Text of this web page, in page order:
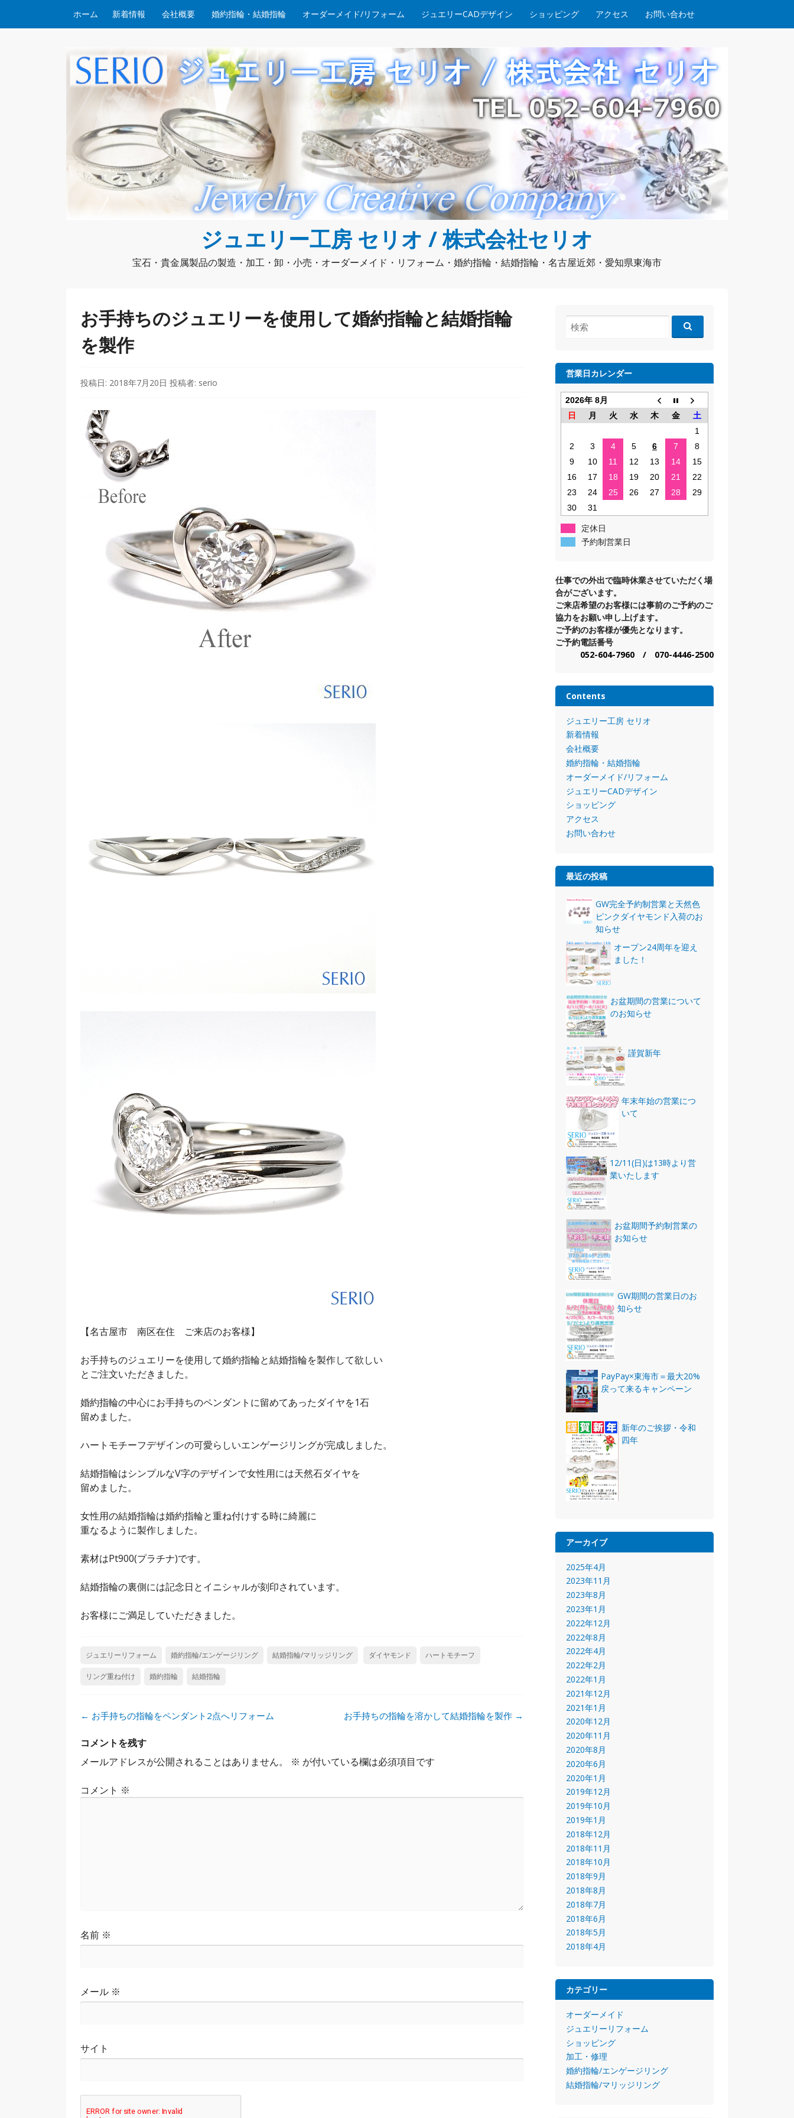
ホーム 新着情報 会社概要 婚約指輪・結婚指輪 オーダーメイド/リフォーム ジュエリーCADデザイン ショッピング アクセス お問い合わせ
ジュエリー工房 セリオ / 株式会社セリオ
宝石・貴金属製品の製造・加工・卸・小売・オーダーメイド・リフォーム・婚約指輪・結婚指輪・名古屋近郊・愛知県東海市
お手持ちのジュエリーを使用して婚約指輪と結婚指輪
を製作
投稿日: 2018年7月20日 投稿者: serio
【名古屋市 南区在住 ご来店のお客様】
お手持ちのジュエリーを使用して婚約指輪と結婚指輪を製作して欲しい
とご注文いただきました。
婚約指輪の中心にお手持ちのペンダントに留めてあったダイヤを1石
留めました。
ハートモチーフデザインの可愛らしいエンゲージリングが完成しました。
結婚指輪はシンプルなV字のデザインで女性用には天然石ダイヤを
留めました。
女性用の結婚指輪は婚約指輪と重ね付けする時に綺麗に
重なるように製作しました。
素材はPt900(プラチナ)です。
結婚指輪の裏側には記念日とイニシャルが刻印されています。
お客様にご満足していただきました。
ジュエリーリフォーム 婚約指輪/エンゲージリング 結婚指輪/マリッジリング ダイヤモンド ハートモチーフ
リング重ね付け 婚約指輪 結婚指輪
投
ナ
ゲ
シ
← お手持ちの指輪をペンダント2点へリフォーム お手持ちの指輪を溶かして結婚指輪を製作 →
コメントを残す
メールアドレスが公開されることはありません。
※ が付いている欄は必須項目です
コメント ※
名前 ※
メール ※
サイト
検
索:
営業日カレンダー
2026年 8月
日
月 火 水 木 金
土
1
2
3 4 5 6 7
8
9
10 11 12 13 14
15
16
17 18 19 20 21
22
23
24 25 26 27 28
29
30
31
定休日
予約制営業日
仕事での外出で臨時休業させていただく場
合がございます。
ご来店希望のお客様には事前のご予約のご
協力をお願い申し上げます。
ご予約のお客様が優先となります。
ご予約電話番号
052-604-7960 / 070-4446-2500
Contents
ジュエリー工房 セリオ
新着情報
会社概要
婚約指輪・結婚指輪
オーダーメイド/リフォーム
ジュエリーCADデザイン
ショッピング
アクセス
お問い合わせ
最近の投稿
GW完全予約制営業と天然色
ピンクダイヤモンド入荷のお
知らせ
オープン24周年を迎え
ました！
お盆期間の営業について
のお知らせ
謹賀新年
年末年始の営業につ
いて
12/11(日)は13時より営
業いたします
お盆期間予約制営業の
お知らせ
GW期間の営業日のお
知らせ
PayPay×東海市＝最大20%
戻って来るキャンペーン
新年のご挨拶・令和
四年
アーカイブ
2025年4月
2023年11月
2023年8月
2023年1月
2022年12月
2022年8月
2022年4月
2022年2月
2022年1月
2021年12月
2021年1月
2020年12月
2020年11月
2020年8月
2020年6月
2020年1月
2019年12月
2019年10月
2019年1月
2018年12月
2018年11月
2018年10月
2018年9月
2018年8月
2018年7月
2018年6月
2018年5月
2018年4月
カテゴリー
オーダーメイド
ジュエリーリフォーム
ショッピング
加工・修理
婚約指輪/エンゲージリング
結婚指輪/マリッジリング